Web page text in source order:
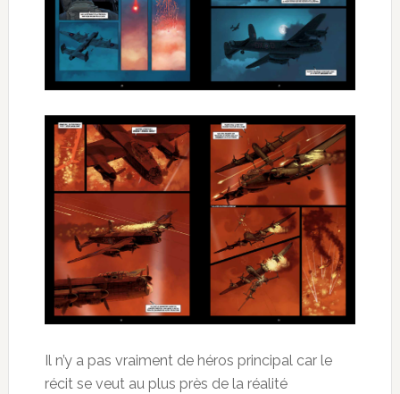
Il n’y a pas vraiment de héros principal car le
récit se veut au plus près de la réalité